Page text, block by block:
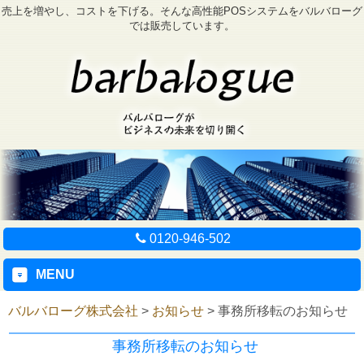
売上を増やし、コストを下げる。そんな高性能POSシステムをバルバローグ
では販売しています。
0120-946-502
MENU
バルバローグ株式会社 > お知らせ > 事務所移転のお知らせ
事務所移転のお知らせ